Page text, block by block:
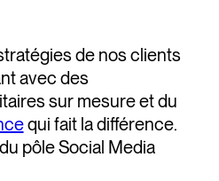
de nos clients
avec des
sur mesure et du
qui fait la différence.
pôle Social Media